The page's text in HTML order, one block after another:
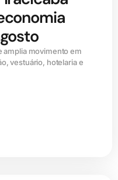
amplia movimento em
vestuário, hotelaria e